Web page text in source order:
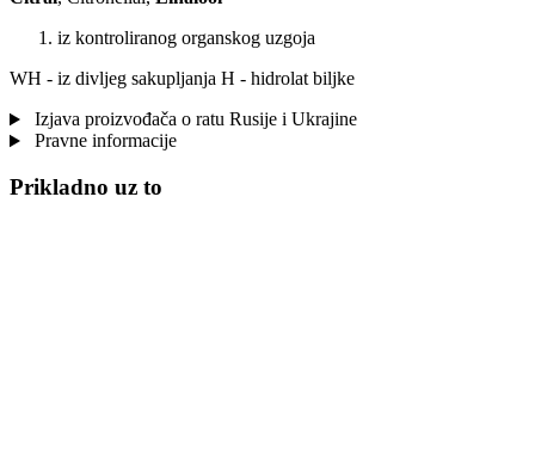
iz kontroliranog organskog uzgoja
WH - iz divljeg sakupljanja H - hidrolat biljke
Izjava proizvođača o ratu Rusije i Ukrajine
Pravne informacije
Prikladno uz to